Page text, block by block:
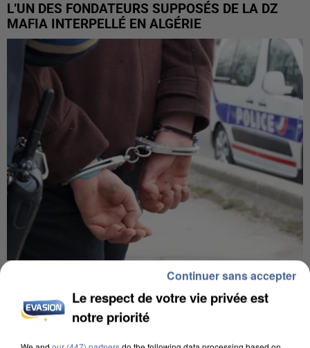
L’UN DES FONDATEURS SUPPOSÉS DE LA DZ
MAFIA INTERPELLÉ EN ALGÉRIE
UN SECOND CADRE DE LA DZ MAFIA
INTERPELLÉ EN ALGÉRIE
Le respect de votre vie privée est
notre priorité
Continuer sans accepter